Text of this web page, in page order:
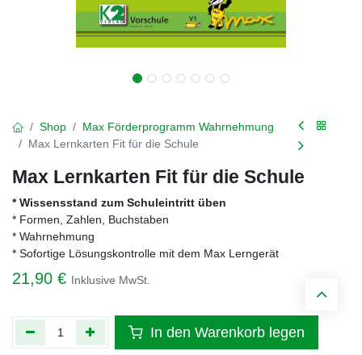
Shop
Max Förderprogramm Wahrnehmung
Max Lernkarten Fit für die Schule
Max Lernkarten Fit für die Schule
* Wissensstand zum Schuleintritt üben
* Formen, Zahlen, Buchstaben
* Wahrnehmung
* Sofortige Lösungskontrolle mit dem Max Lerngerät
21,90 € Inklusive MwSt.
In den Warenkorb legen